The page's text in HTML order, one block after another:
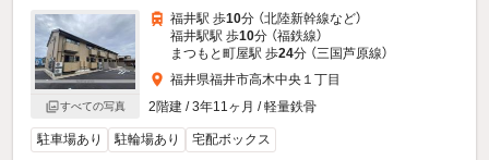
すべての写真
福井駅 歩10分 （北陸新幹線など）
福井駅駅 歩10分 （福鉄線）
まつもと町屋駅 歩24分 （三国芦原線）
福井県福井市高木中央１丁目
2階建 / 3年11ヶ月 / 軽量鉄骨
駐車場あり 駐輪場あり 宅配ボックス